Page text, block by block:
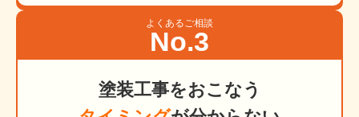
よくあるご相談
No.3
塗装工事をおこなう